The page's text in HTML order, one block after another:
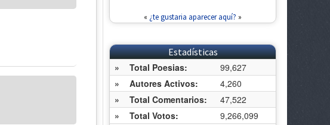
« ¿te gustaria aparecer aquí? »
Estadísticas
»
Total Poesias:
99,627
»
Autores Activos:
4,260
»
Total Comentarios:
47,522
»
Total Votos:
9,266,099